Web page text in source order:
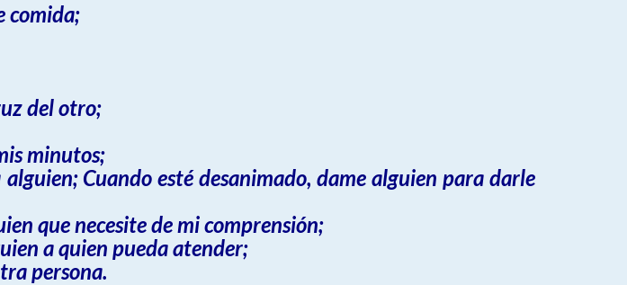
comida;
del otro;
minutos;
Cuando esté desanimado, dame alguien para darle
que necesite de mi comprensión;
a quien pueda atender;
persona.